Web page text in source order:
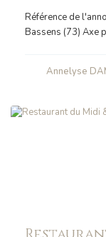
Référence de
Bassens (73) Axe
Annelyse